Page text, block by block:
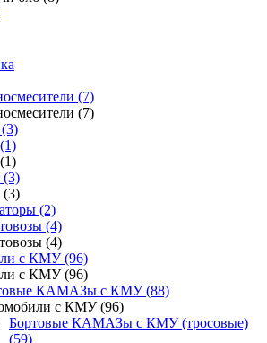
(7)
(7)
(3)
(3)
(2)
(4)
(4)
с КМУ (96)
с КМУ (96)
КАМАЗы с КМУ (88)
с КМУ (96)
Бортовые КАМАЗы с КМУ (тросовые)
(59)